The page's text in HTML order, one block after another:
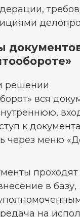
решении
вся
к
через меню
проходят
в базу,
на